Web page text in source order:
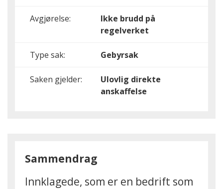
Avgjørelse:
Ikke brudd på
regelverket
Type sak: Gebyrsak
Saken gjelder:
Ulovlig direkte
anskaffelse
Sammendrag
Innklagede, som er en bedrift som